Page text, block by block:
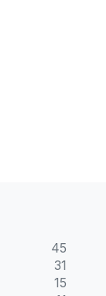
45
31
15